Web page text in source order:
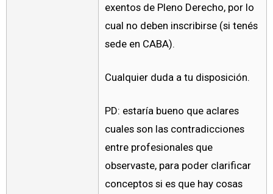
exentos de Pleno Derecho, por lo
cual no deben inscribirse (si tenés
sede en CABA).
Cualquier duda a tu disposición.
PD: estaría bueno que aclares
cuales son las contradicciones
entre profesionales que
observaste, para poder clarificar
conceptos si es que hay cosas